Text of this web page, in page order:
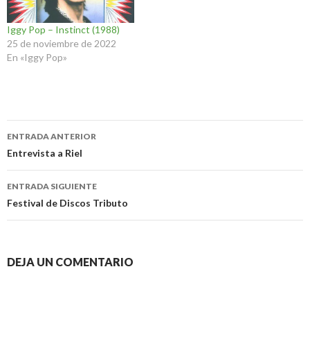
Iggy Pop – Instinct (1988)
25 de noviembre de 2022
En «Iggy Pop»
Navegación
de
entradas
ENTRADA ANTERIOR
Entrevista a Riel
ENTRADA SIGUIENTE
Festival de Discos Tributo
DEJA UN COMENTARIO